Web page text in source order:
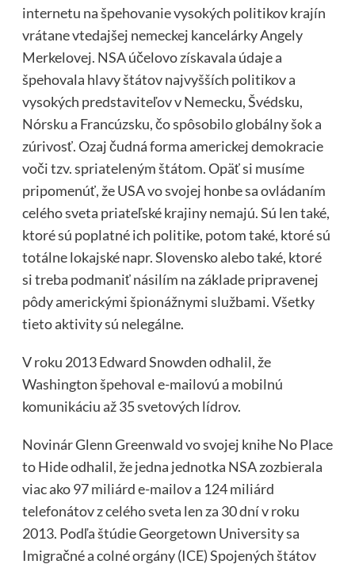
internetu na špehovanie vysokých politikov krajín
vrátane vtedajšej nemeckej kancelárky Angely
Merkelovej. NSA účelovo získavala údaje a
špehovala hlavy štátov najvyšších politikov a
vysokých predstaviteľov v Nemecku, Švédsku,
Nórsku a Francúzsku, čo spôsobilo globálny šok a
zúrivosť. Ozaj čudná forma americkej demokracie
voči tzv. spriateleným štátom. Opäť si musíme
pripomenúť, že USA vo svojej honbe sa ovládaním
celého sveta priateľské krajiny nemajú. Sú len také,
ktoré sú poplatné ich politike, potom také, ktoré sú
totálne lokajské napr. Slovensko alebo také, ktoré
si treba podmaniť násilím na základe pripravenej
pôdy americkými špionážnymi službami. Všetky
tieto aktivity sú nelegálne.
V roku 2013 Edward Snowden odhalil, že
Washington špehoval e-mailovú a mobilnú
komunikáciu až 35 svetových lídrov.
Novinár Glenn Greenwald vo svojej knihe No Place
to Hide odhalil, že jedna jednotka NSA zozbierala
viac ako 97 miliárd e-mailov a 124 miliárd
telefonátov z celého sveta len za 30 dní v roku
2013. Podľa štúdie Georgetown University sa
Imigračné a colné orgány (ICE) Spojených štátov